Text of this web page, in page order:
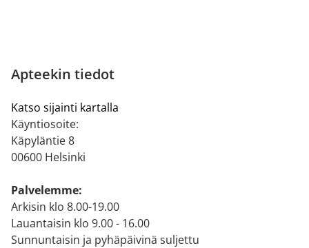
Apteekin tiedot
Katso sijainti kartalla
Käyntiosoite:
Käpyläntie 8
00600 Helsinki
Palvelemme:
Arkisin klo 8.00-19.00
Lauantaisin klo 9.00 - 16.00
Sunnuntaisin ja pyhäpäivinä suljettu